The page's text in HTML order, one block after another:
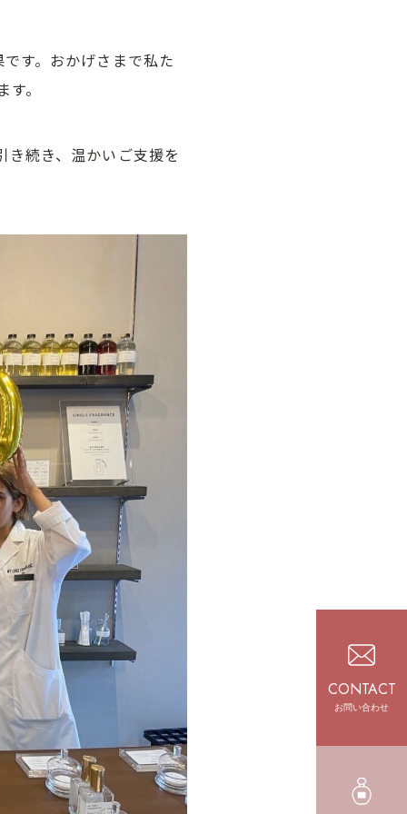
CONTACT
お問い合わせ
す。おかげさまで私た
。
続き、温かいご支援を